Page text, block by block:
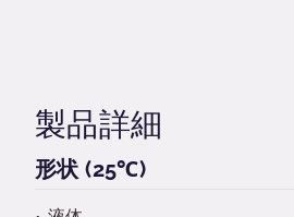
製品詳細
形状 (25℃)